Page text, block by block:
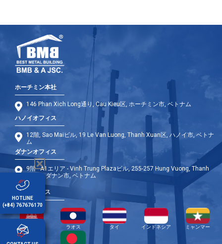
ホーチミン本社
146 Phan Xich Long通り, Cau Kieu区, ホーチミン市, ベトナム
ハノイオフィス
12階, Sao Maiビル, 19 Le Van Luong, Thanh Xuan区, ハノイ市, ベトナ
ム
ダナンオフィス
9階 - A1エリア - Vinh Trung Plazaビル, 255-257 Hung Vuong, Thanh
Khe区, ダナン市, ベトナム
海外オフィス
カンボジア ラオス タイ インドネシア ミャンマー
HOTLINE
(+84) 767676170